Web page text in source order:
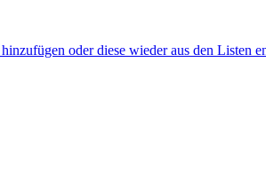
oder diese wieder aus den Listen